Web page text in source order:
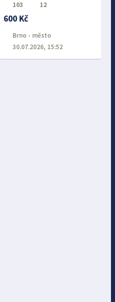
103 12
600 Kč
Brno - město
30.07.2026, 15:52